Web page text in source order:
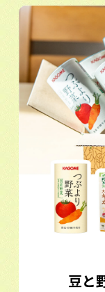
豆と